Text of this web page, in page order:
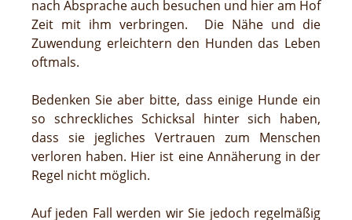
nach Absprache auch besuchen und hier am Hof
Zeit mit ihm verbringen. Die Nähe und die
Zuwendung erleichtern den Hunden das Leben
oftmals.
Bedenken Sie aber bitte, dass einige Hunde ein
so schreckliches Schicksal hinter sich haben,
dass sie jegliches Vertrauen zum Menschen
verloren haben. Hier ist eine Annäherung in der
Regel nicht möglich.
Auf jeden Fall werden wir Sie jedoch regelmäßig